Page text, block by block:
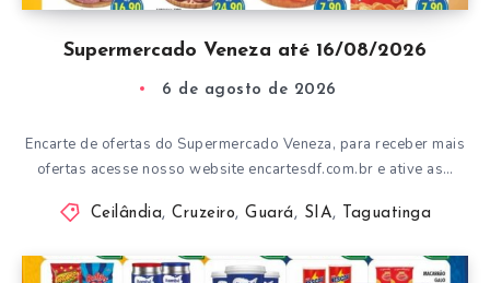
Supermercado Veneza até 16/08/2026
6 de agosto de 2026
Encarte de ofertas do Supermercado Veneza, para receber mais
ofertas acesse nosso website encartesdf.com.br e ative as…
Ceilândia, Cruzeiro, Guará , SIA, Taguatinga